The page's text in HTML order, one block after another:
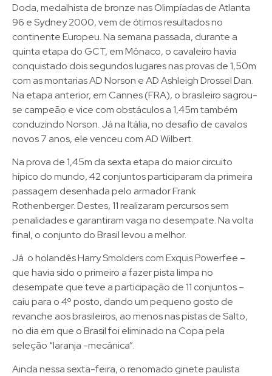
Doda, medalhista de bronze nas Olimpíadas de Atlanta
96 e Sydney 2000, vem de ótimos resultados no
continente Europeu. Na semana passada, durante a
quinta etapa do GCT, em Mônaco, o cavaleiro havia
conquistado dois segundos lugares nas provas de 1,50m
com as montarias AD Norson e AD Ashleigh Drossel Dan.
Na etapa anterior, em Cannes (FRA), o brasileiro sagrou-
se campeão e vice com obstáculos a 1,45m também
conduzindo Norson. Já na Itália, no desafio de cavalos
novos 7 anos, ele venceu com AD Wilbert.
Na prova de 1,45m da sexta etapa do maior circuito
hípico do mundo, 42 conjuntos participaram da primeira
passagem desenhada pelo armador Frank
Rothenberger. Destes, 11 realizaram percursos sem
penalidades e garantiram vaga no desempate. Na volta
final, o conjunto do Brasil levou a melhor.
Já o holandês Harry Smolders com Exquis Powerfee –
que havia sido o primeiro a fazer pista limpa no
desempate que teve a participação de 11 conjuntos –
caiu para o 4º posto, dando um pequeno gosto de
revanche aos brasileiros, ao menos nas pistas de Salto,
no dia em que o Brasil foi eliminado na Copa pela
seleção “laranja -mecânica”.
Ainda nessa sexta-feira, o renomado ginete paulista